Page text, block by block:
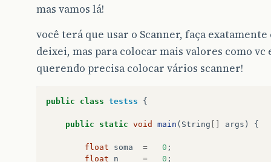
mas vamos lá!
você terá que usar o Scanner, faça exatamente
deixei, mas para colocar mais valores como vc
querendo precisa colocar vários scanner!
public class testss {
public static void main ( String [] args ) {
float soma = 0 ;
float
n = 0 ;